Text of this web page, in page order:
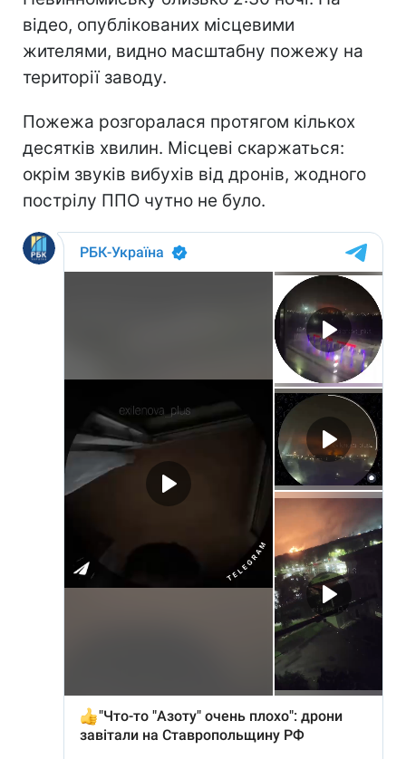
відео, опублікованих місцевими
жителями, видно масштабну пожежу на
території заводу.
Пожежа розгоралася протягом кількох
десятків хвилин. Місцеві скаржаться:
окрім звуків вибухів від дронів, жодного
пострілу ППО чутно не було.